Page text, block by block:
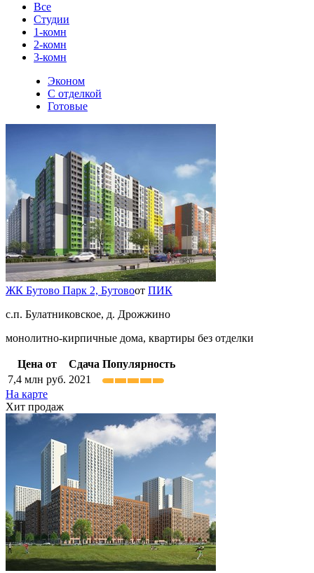
Все
Студии
1-комн
2-комн
3-комн
Эконом
С отделкой
Готовые
ЖК Бутово Парк 2, Бутовоот ПИК
с.п. Булатниковское, д. Дрожжино
монолитно-кирпичные дома, квартиры без отделки
Цена от Сдача Популярность
7,4 млн руб. 2021
На карте
Хит продаж